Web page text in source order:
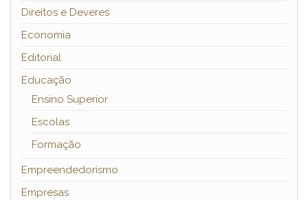
Direitos e Deveres
Economia
Editorial
Educação
Ensino Superior
Escolas
Formação
Empreendedorismo
Empresas